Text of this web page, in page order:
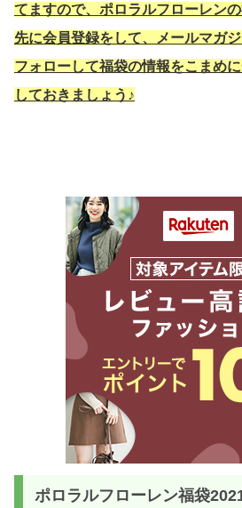
てますので、ポロラルフローレン
先に会員登録をして、メールマガ
フォローして福袋の情報をこまめ
しておきましょう♪
ポロラルフローレン福袋